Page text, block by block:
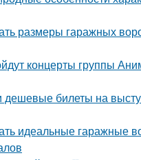
размеры гаражных
концерты группы
дешевые билеты на
идеальные гаражные